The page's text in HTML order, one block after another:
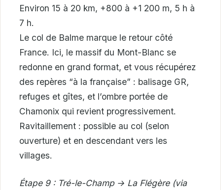
Environ 15 à 20 km, +800 à +1 200 m, 5 h à
7 h.
Le col de Balme marque le retour côté
France. Ici, le massif du Mont-Blanc se
redonne en grand format, et vous récupérez
des repères “à la française” : balisage GR,
refuges et gîtes, et l’ombre portée de
Chamonix qui revient progressivement.
Ravitaillement : possible au col (selon
ouverture) et en descendant vers les
villages.
Étape 9 : Tré-le-Champ → La Flégère (via